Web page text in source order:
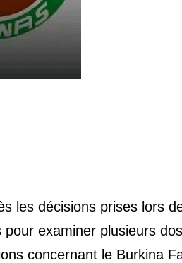
les décisions prises lors
examiner plusieurs
concernant le Burkina